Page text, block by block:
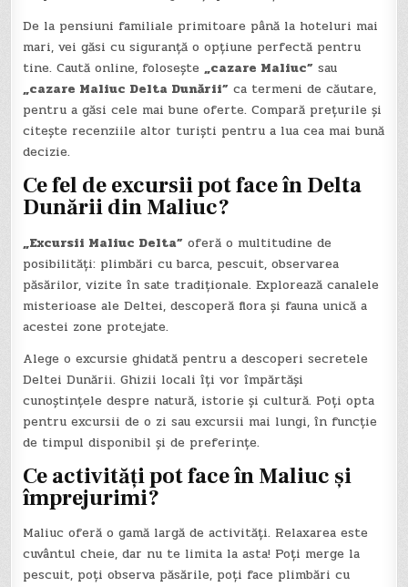
De la pensiuni familiale primitoare până la hoteluri mai
mari, vei găsi cu siguranță o opțiune perfectă pentru
tine. Caută online, folosește„cazare Maliuc” sau
„cazare Maliuc Delta Dunării” ca termeni de căutare,
pentru a găsi cele mai bune oferte. Compară prețurile și
citește recenziile altor turiști pentru a lua cea mai bună
decizie.
Ce fel de excursii pot face în Delta
Dunării din Maliuc?
„Excursii Maliuc Delta” oferă o multitudine de
posibilități: plimbări cu barca, pescuit, observarea
păsărilor, vizite în sate tradiționale. Explorează canalele
misterioase ale Deltei, descoperă flora și fauna unică a
acestei zone protejate.
Alege o excursie ghidată pentru a descoperi secretele
Deltei Dunării. Ghizii locali îți vor împărtăși
cunoștințele despre natură, istorie și cultură. Poți opta
pentru excursii de o zi sau excursii mai lungi, în funcție
de timpul disponibil și de preferințe.
Ce activități pot face în Maliuc și
împrejurimi?
Maliuc oferă o gamă largă de activități. Relaxarea este
cuvântul cheie, dar nu te limita la asta! Poți merge la
pescuit, poți observa păsările, poți face plimbări cu